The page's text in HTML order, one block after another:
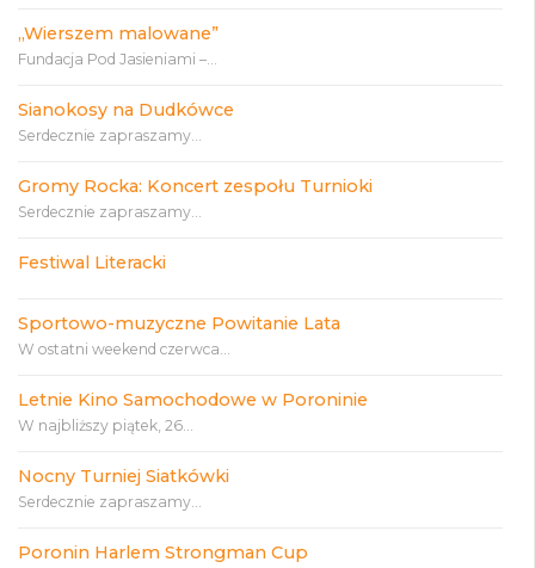
„Wierszem malowane”
Fundacja Pod Jasieniami –...
Sianokosy na Dudkówce
Serdecznie zapraszamy...
Gromy Rocka: Koncert zespołu Turnioki
Serdecznie zapraszamy...
Festiwal Literacki
Sportowo-muzyczne Powitanie Lata
W ostatni weekend czerwca...
Letnie Kino Samochodowe w Poroninie
W najbliższy piątek, 26...
Nocny Turniej Siatkówki
Serdecznie zapraszamy...
Poronin Harlem Strongman Cup